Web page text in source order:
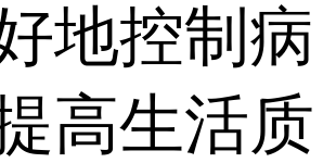
地控制病
高生活质